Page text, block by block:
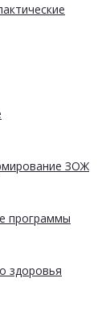
ЗОЖ
программы
здоровья